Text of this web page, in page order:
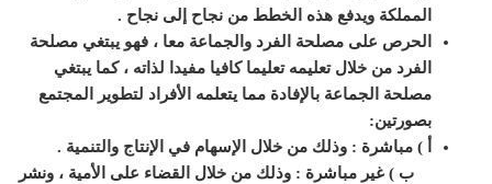
المملكة ويدفع هذه
الخطط من نجاح إلى نجاح .
الحرص على مصلحة الفرد والجماعة معا ، فهو يبتغي مصلحة
الفرد من خلال تعليمه تعليما كافيا مفيدا لذاته ، كما يبتغي
مصلحة الجماعة بالإفادة مما يتعلمه الأفراد لتطوير المجتمع
بصورتين:
أ ) مباشرة : وذلك من خلال الإسهام في الإنتاج والتنمية .
ب ) غير مباشرة : وذلك من خلال القضاء على
الأمية ، ونشر